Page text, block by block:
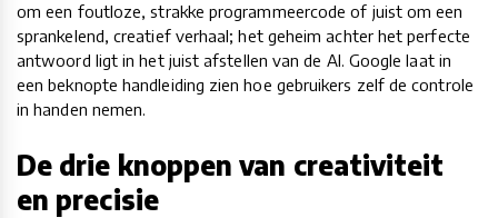
om een foutloze, strakke programmeercode of juist om een
sprankelend, creatief verhaal; het geheim achter het perfecte
antwoord ligt in het juist afstellen van de AI. Google laat in
een beknopte handleiding zien hoe gebruikers zelf de controle
in handen nemen.
De drie knoppen van creativiteit
en precisie